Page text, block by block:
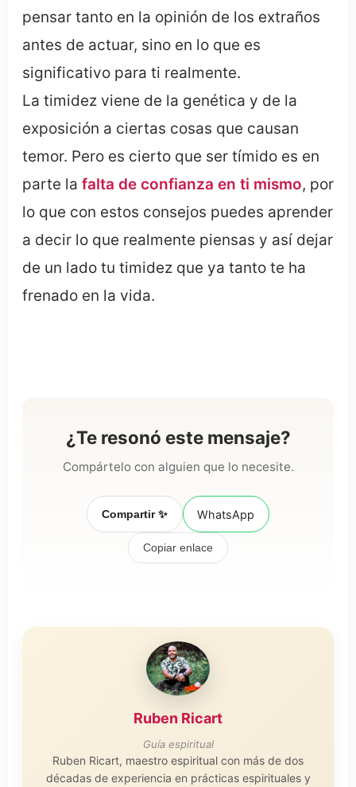
pensar tanto en la opinión de los extraños
antes de actuar, sino en lo que es
significativo para ti realmente.
La timidez viene de la genética y de la
exposición a ciertas cosas que causan
temor. Pero es cierto que ser tímido es en
parte la falta de confianza en ti mismo, por
lo que con estos consejos puedes aprender
a decir lo que realmente piensas y así dejar
de un lado tu timidez que ya tanto te ha
frenado en la vida.
¿Te resonó este mensaje?
Compártelo con alguien que lo necesite.
Compartir ✨ WhatsApp
Copiar enlace
Ruben Ricart
Guía espiritual
Ruben Ricart, maestro espiritual con más de dos
décadas de experiencia en prácticas espirituales y